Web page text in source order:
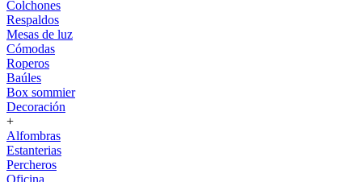
Colchones
Respaldos
Mesas de luz
Cómodas
Roperos
Baúles
Box sommier
Decoración
+
Alfombras
Estanterias
Percheros
Oficina